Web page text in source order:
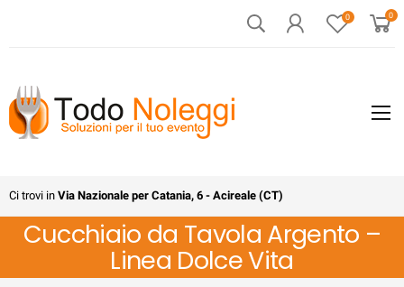
0 0
Ci trovi in Via Nazionale per Catania, 6 - Acireale (CT)
Cucchiaio da Tavola Argento –
Linea Dolce Vita